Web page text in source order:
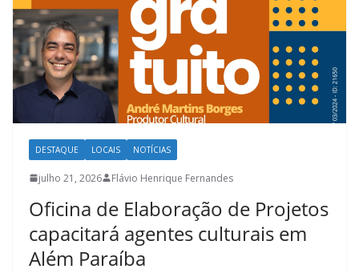
DESTAQUE LOCAIS NOTÍCIAS
julho 21, 2026 Flávio Henrique Fernandes
Oficina de Elaboração de Projetos
capacitará agentes culturais em
Além Paraíba